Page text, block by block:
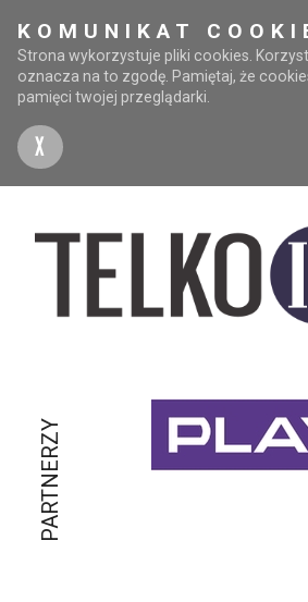
KOMUNIKAT
Strona wykorzystuje pliki cookies.
oznacza na to zgodę. Pamiętaj, że
pamięci twojej przeglądarki.
X
PARTNERZY